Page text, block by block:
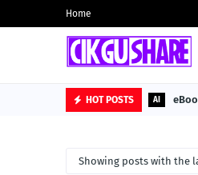
Home
HOT POSTS AI
Showing posts with the